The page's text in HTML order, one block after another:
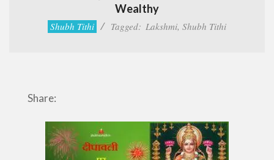
Wealthy
Shubh Tithi Tagged: Lakshmi, Shubh Tithi
Share: